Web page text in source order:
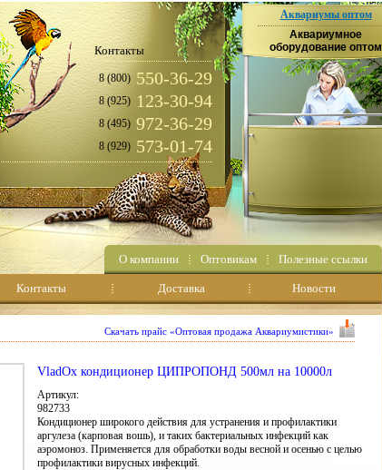
Контакты
8 (800) 550-36-29
8 (925) 123-30-94
8 (495) 972-36-29
8 (929) 573-01-74
Аквариумы оптом
Аквариумное
оборудование оптом
О компании Оптовикам Полезные ссылки
Контакты Доставка Новости
Скачать прайс «Оптовая продажа Аквариумистики»
VladOx кондиционер ЦИПРОПОНД 500мл на 10000л
Артикул:
982733
Кондиционер широкого действия для устранения и профилактики
аргулеза (карповая вошь), и таких бактериальных инфекций как
аэромоноз. Применяется для обработки воды весной и осенью с целью
профилактики вирусных инфекций.